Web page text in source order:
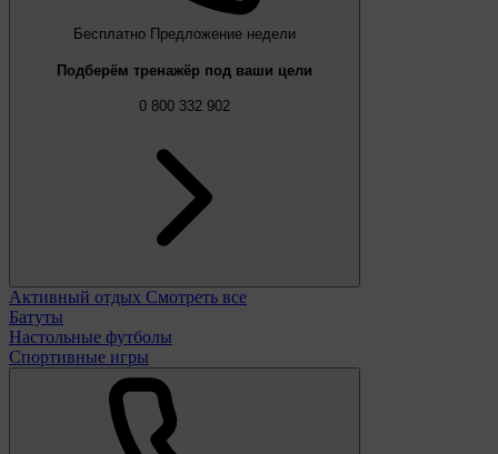
Бесплатно Предложение недели
Подберём тренажёр под ваши цели
0 800 332 902
Активный отдых Смотреть все
Батуты
Настольные футболы
Спортивные игры